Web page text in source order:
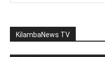
KilambaNews TV